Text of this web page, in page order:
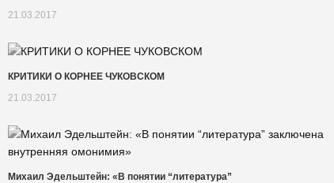
21.03.2017
КРИТИКИ О КОРНЕЕ ЧУКОВСКОМ
21.03.2017
Михаил Эдельштейн: «В понятии “литература”